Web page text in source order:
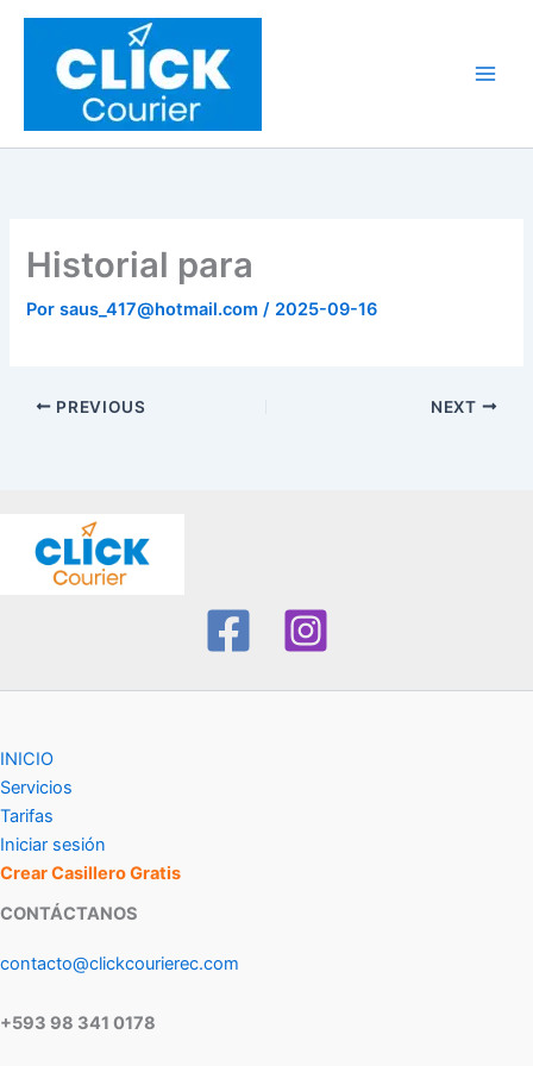
contenido
Historial para
Porsaus_417@hotmail.com/ 2025-09-16
PREVIOUS NEXT
INICIO
Servicios
Tarifas
Iniciar sesión
Crear Casillero Gratis
CONTÁCTANOS
contacto@clickcourierec.com
+593 98 341 0178